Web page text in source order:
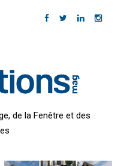
de la Fenêtre et des